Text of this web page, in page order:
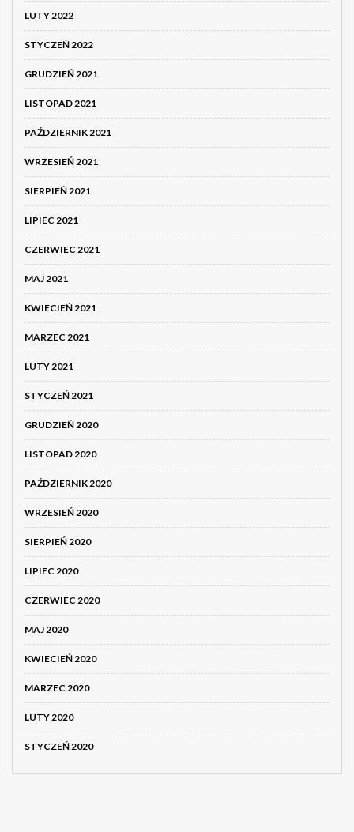
LUTY 2022
STYCZEŃ 2022
GRUDZIEŃ 2021
LISTOPAD 2021
PAŹDZIERNIK 2021
WRZESIEŃ 2021
SIERPIEŃ 2021
LIPIEC 2021
CZERWIEC 2021
MAJ 2021
KWIECIEŃ 2021
MARZEC 2021
LUTY 2021
STYCZEŃ 2021
GRUDZIEŃ 2020
LISTOPAD 2020
PAŹDZIERNIK 2020
WRZESIEŃ 2020
SIERPIEŃ 2020
LIPIEC 2020
CZERWIEC 2020
MAJ 2020
KWIECIEŃ 2020
MARZEC 2020
LUTY 2020
STYCZEŃ 2020